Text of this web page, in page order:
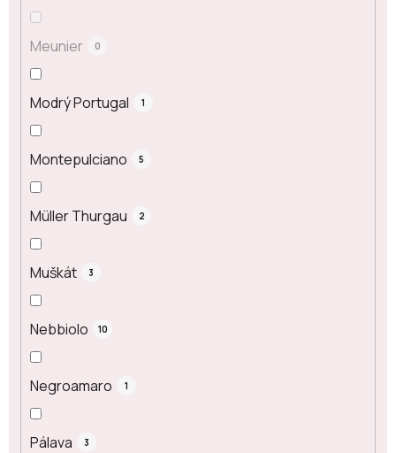
Meunier 0
Modrý Portugal 1
Montepulciano 5
Müller Thurgau 2
Muškát 3
Nebbiolo 10
Negroamaro 1
Pálava 3